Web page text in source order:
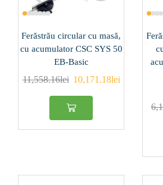
Produs Diametru
disc (mm)
125 (2)
(2)
Produs Diametru
racord aspirator
Ferăstrău circular cu masă,
cu acumulator CSC SYS 50
EB-Basic
11,558.16lei 10,171.18lei